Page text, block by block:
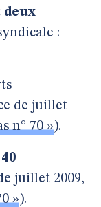
deux
:
de juillet
n° 70 »).
40
juillet 2009,
»).